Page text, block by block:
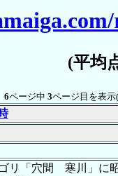
(平均
6ページ中 3ページ目を表示
リ「穴間 寒川」に